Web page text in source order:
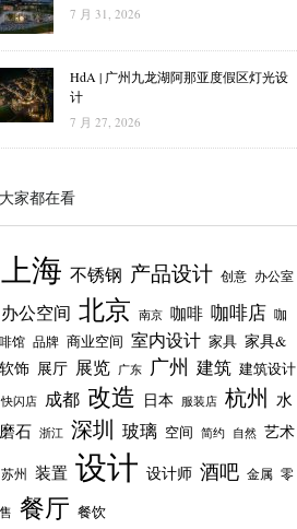
7 月 31, 2026
HdA | 广州九龙湖阿那亚度假区灯光设
计
7 月 27, 2026
家都在看
上海 不锈钢 产品设计 创意 办公室
办公空间 北京 南京 咖啡 咖啡店 咖
馆 品牌 商业空间 室内设计 家具 家具&
饰 展厅 展览 广东 广州 建筑 建筑设计
快闪店 成都 改造 日本 服装店 杭州 水
石 浙江 深圳 玻璃 空间 简约 自然 艺术
苏州 装置 设计 设计师 酒吧 金属 零
餐厅 餐饮